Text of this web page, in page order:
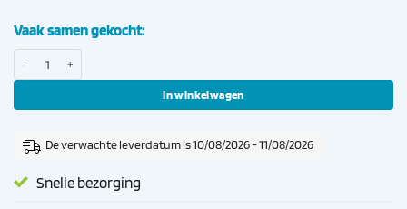
Vaak samen gekocht:
In winkelwagen
De verwachte leverdatum is 10/08/2026 - 11/08/2026
Snelle bezorging